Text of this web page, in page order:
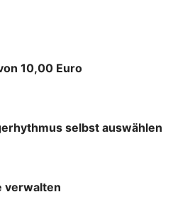
10,00 Euro
selbst auswählen
verwalten